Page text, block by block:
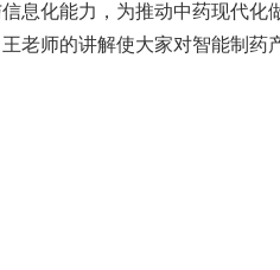
息化能力，为推动中药现代化
老师的讲解使大家对智能制药